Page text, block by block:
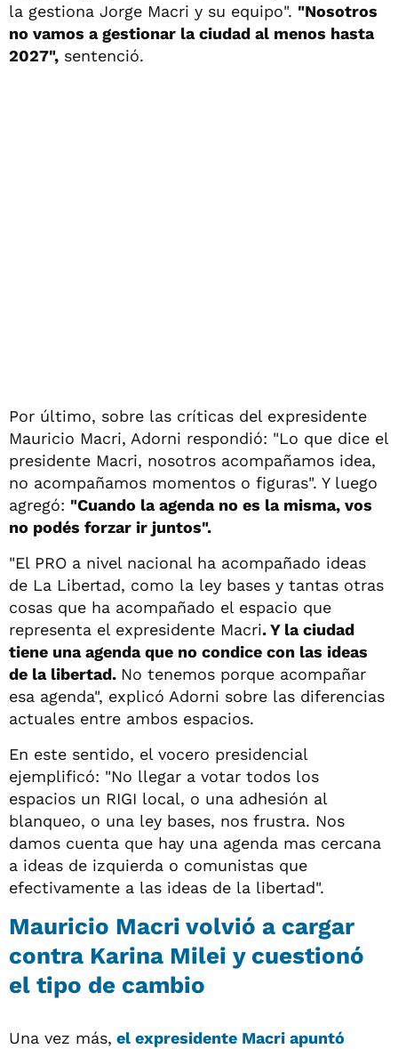
la gestiona Jorge Macri y su equipo". "Nosotros
no vamos a gestionar la ciudad al menos hasta
2027", sentenció.
Por último, sobre las críticas del expresidente
Mauricio Macri, Adorni respondió: "Lo que dice el
presidente Macri, nosotros acompañamos idea,
no acompañamos momentos o figuras". Y luego
agregó: "Cuando la agenda no es la misma, vos
no podés forzar ir juntos".
"El PRO a nivel nacional ha acompañado ideas
de La Libertad, como la ley bases y tantas otras
cosas que ha acompañado el espacio que
representa el expresidente Macri. Y la ciudad
tiene una agenda que no condice con las ideas
de la libertad. No tenemos porque acompañar
esa agenda", explicó Adorni sobre las diferencias
actuales entre ambos espacios.
En este sentido, el vocero presidencial
ejemplificó: "No llegar a votar todos los
espacios un RIGI local, o una adhesión al
blanqueo, o una ley bases, nos frustra. Nos
damos cuenta que hay una agenda mas cercana
a ideas de izquierda o comunistas que
efectivamente a las ideas de la libertad".
Mauricio Macri volvió a cargar
contra Karina Milei y cuestionó
el tipo de cambio
Una vez más, el expresidente Macri apuntó